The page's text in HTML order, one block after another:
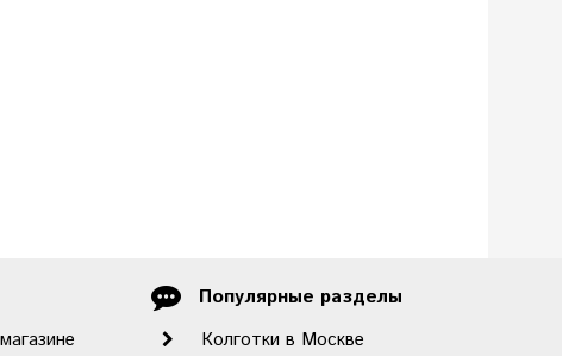
Популярные разделы
Колготки в Москве